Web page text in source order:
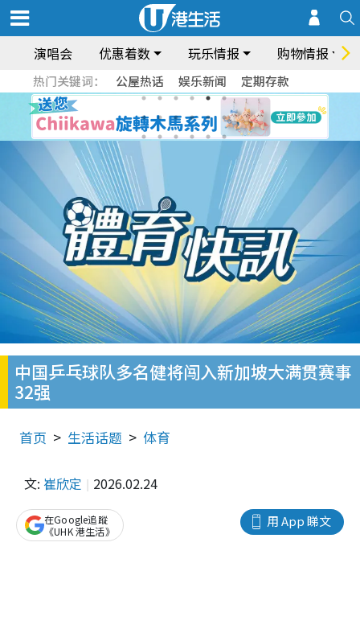
演唱会 优惠着数 玩乐情报 购物情报
热门关键词： 公屋热话 娱乐新闻 定期存款
中国乒乓球队多名健将闯入新加坡大满贯赛事
32强
首页 生活话题 体育
文: 崔欣定 2026.02.24
用 App 睇文
在Google追蹤
《UHK 港生活》